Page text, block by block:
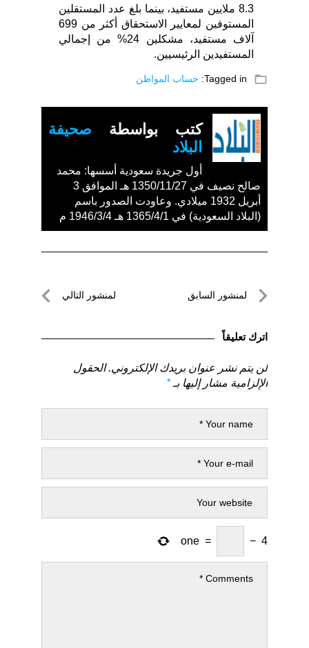
8.3 ملايين مستفيد، بينما بلغ عدد المستقلين
المستوفين لمعايير الاستحقاق أكثر من 699
آلاف مستفيد، مشكلين 24% من إجمالي
المستفيدين الرئيسيين.
folder_open
Tagged in: حساب المواطن
كتب بواسطة صحيفة
البلاد
أول جريدة سعودية أسسها: محمد
صالح نصيف في 1350/11/27 هـ الموافق 3
أبريل 1932 ميلادي. وعاودت الصدور باسم
(البلاد السعودية) في 1365/4/1 هـ 1946/3/4 م
تصفّحلمنشور السابق
السابق
لمنشور التالي
اترك تعليقاً
لن يتم نشر عنوان بريدك الإلكتروني. الحقول
الإلزامية مشار إليها بـ*
4
−
=
one